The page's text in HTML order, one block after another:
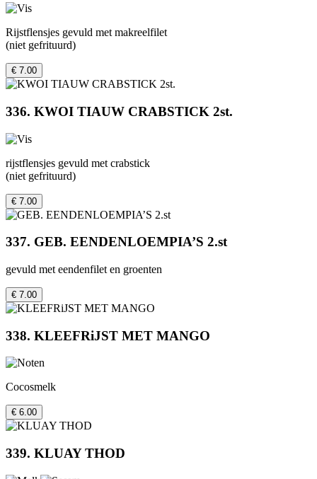
Rijstflensjes gevuld met makreelfilet
(niet gefrituurd)
€ 7.00
336. KWOI TIAUW CRABSTICK 2st.
rijstflensjes gevuld met crabstick
(niet gefrituurd)
€ 7.00
337. GEB. EENDENLOEMPIA’S 2.st
gevuld met eendenfilet en groenten
€ 7.00
338. KLEEFRiJST MET MANGO
Cocosmelk
€ 6.00
339. KLUAY THOD